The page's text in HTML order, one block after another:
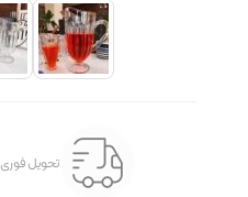
تحویل فوری